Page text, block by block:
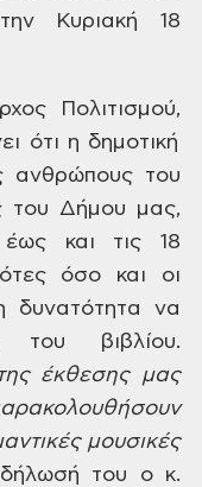
Κυριακή 18
Πολιτισμού,
ότι η δημοτική
ανθρώπους του
του Δήμου μας,
και τις 18
όσο και οι
δυνατότητα
να
του βιβλίου.
έκθεσης μας
μουσικές
του ο κ.